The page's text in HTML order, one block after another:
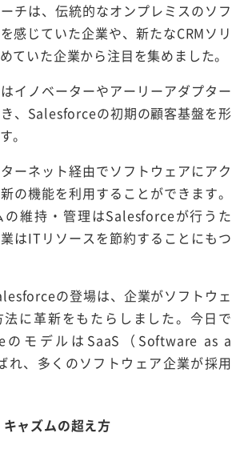
チは、伝統的なオンプレミスのソフ
感じていた企業や、新たなCRMソリ
ていた企業から注目を集めました。
イノベーターやアーリーアダプター
、Salesforceの初期の顧客基盤を形
。
ーネット経由でソフトウェアにアク
の機能を利用することができます。
の維持・管理はSalesforceが行うた
はITリソースを節約することにもつ
の登場は、企業がソフトウェ
法に革新をもたらしました。今日で
のモデルはSaaS（Software as a
れ、多くのソフトウェア企業が採用
ャズムの超え方